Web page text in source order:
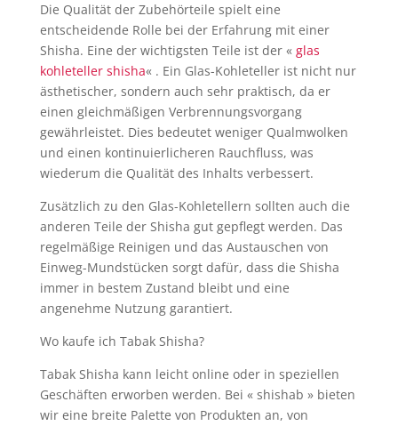
Die Qualität der Zubehörteile spielt eine
entscheidende Rolle bei der Erfahrung mit einer
Shisha. Eine der wichtigsten Teile ist der « glas
kohleteller shisha« . Ein Glas-Kohleteller ist nicht nur
ästhetischer, sondern auch sehr praktisch, da er
einen gleichmäßigen Verbrennungsvorgang
gewährleistet. Dies bedeutet weniger Qualmwolken
und einen kontinuierlicheren Rauchfluss, was
wiederum die Qualität des Inhalts verbessert.
Zusätzlich zu den Glas-Kohletellern sollten auch die
anderen Teile der Shisha gut gepflegt werden. Das
regelmäßige Reinigen und das Austauschen von
Einweg-Mundstücken sorgt dafür, dass die Shisha
immer in bestem Zustand bleibt und eine
angenehme Nutzung garantiert.
Wo kaufe ich Tabak Shisha?
Tabak Shisha kann leicht online oder in speziellen
Geschäften erworben werden. Bei « shishab » bieten
wir eine breite Palette von Produkten an, von